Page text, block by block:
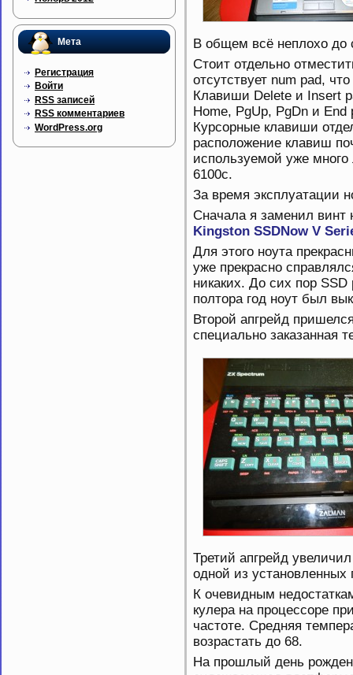
Мета
Регистрация
Войти
RSS записей
RSS комментариев
WordPress.org
В общем всё неплохо до
Стоит отдельно
отсутствует num pad,
Клавиши Delete и Insert
Home, PgUp, PgDn и End
Курсорные клавиши
расположение клавиш
используемой уже
6100c.
За время эксплуатации
Сначала я заменил винт
Kingston SSDNow V
Для этого ноута
уже прекрасно
никаких. До сих пор SSD
полтора год ноут был
Второй апгрейд
специально заказанная
Третий апгрейд
одной из установленных
К очевидным
кулера на процессоре
частоте. Средняя
возрастать до 68.
На прошлый день